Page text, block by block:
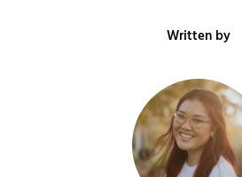
Written by